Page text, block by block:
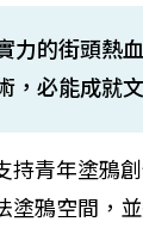
力的街頭熱
必能成就
青年塗鴉
鴉空間，